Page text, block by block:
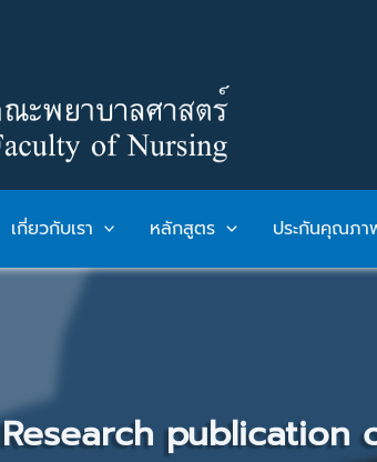
เกี่ยวกับเรา หลักสูตร ประกันคุณภา
Research publication